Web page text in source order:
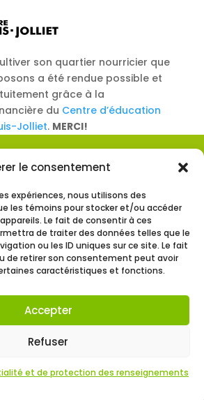
le consentement
expériences, nous utilisons des
les témoins pour stocker et/ou accéder
Le fait de consentir à ces
de traiter des données telles que le
ou les ID uniques sur ce site. Le fait
de retirer son consentement peut avoir
caractéristiques et fonctions.
Accepter
Refuser
et de protection des renseignements
son quartier nourricier que
a été rendue possible et
grâce à la
du Centre d’éducation
Jolliet. MERCI!
politique de confidentialité et
renseignements personnels
ànotre infolettre!
Croque ton quartier 2026.